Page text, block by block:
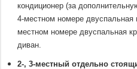
кондиционер (за
4-местном номере двуспальная
местном номере двуспальная
диван.
2-, 3-местный отдельно